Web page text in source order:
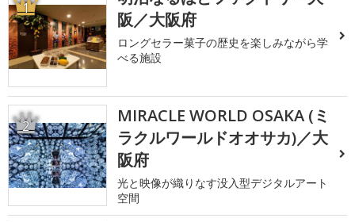
1
阪／大阪府
ロングセラー菓子の歴史を楽しみながら学
べる施設
2
MIRACLE WORLD OSAKA (ミ
ラクルワールドオオサカ)／大
阪府
光と映像が織りなす没入型デジタルアート
空間